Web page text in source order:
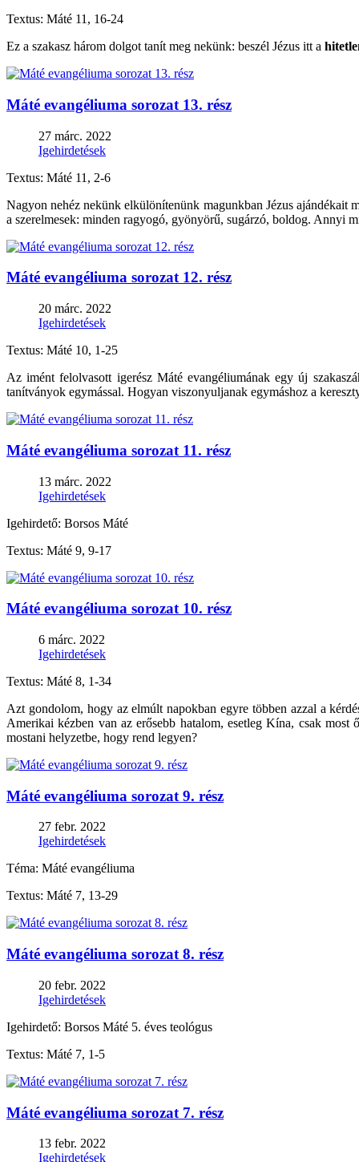
Textus: Máté 11, 16-24
Ez a szakasz három dolgot tanít meg nekünk: beszél Jézus itt a
Máté evangéliuma sorozat 13. rész
27 márc. 2022
Igehirdetések
Textus: Máté 11, 2-6
Nagyon nehéz nekünk elkülönítenünk magunkban Jézus
a szerelmesek: minden ragyogó, gyönyörű, sugárzó, boldog. Annyi
Máté evangéliuma sorozat 12. rész
20 márc. 2022
Igehirdetések
Textus: Máté 10, 1-25
Az imént felolvasott igerész Máté evangéliumának egy új
tanítványok egymással. Hogyan viszonyuljanak egymáshoz a
Máté evangéliuma sorozat 11. rész
13 márc. 2022
Igehirdetések
Igehirdető: Borsos Máté
Textus: Máté 9, 9-17
Máté evangéliuma sorozat 10. rész
6 márc. 2022
Igehirdetések
Textus: Máté 8, 1-34
Azt gondolom, hogy az elmúlt napokban egyre többen azzal a
Amerikai kézben van az erősebb hatalom, esetleg Kína, csak
mostani helyzetbe, hogy rend legyen?
Máté evangéliuma sorozat 9. rész
27 febr. 2022
Igehirdetések
Téma: Máté evangéliuma
Textus: Máté 7, 13-29
Máté evangéliuma sorozat 8. rész
20 febr. 2022
Igehirdetések
Igehirdető: Borsos Máté 5. éves teológus
Textus: Máté 7, 1-5
Máté evangéliuma sorozat 7. rész
13 febr. 2022
Igehirdetések